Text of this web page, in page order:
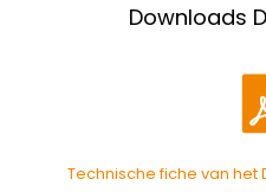
Downloads
Technische fiche van het